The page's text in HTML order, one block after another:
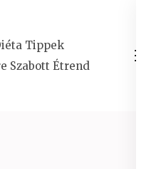
Tippek
Szabott Étrend